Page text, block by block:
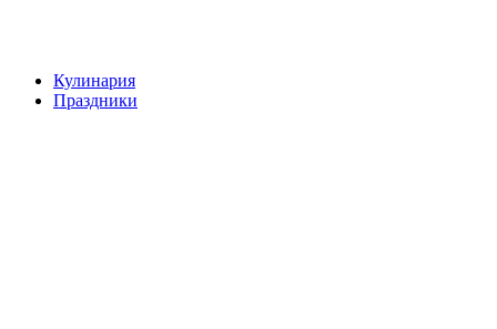
Кулинария
Праздники